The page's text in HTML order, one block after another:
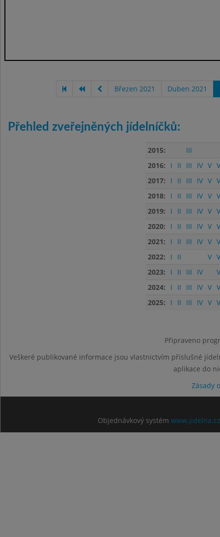
Březen 2021 Duben 2021
Přehled zveřejněných jídelníčků:
2015:
III
2016:
I II III IV V
2017:
I II III IV V
2018:
I II III IV V
2019:
I II III IV V
2020:
I II III IV V
2021:
I II III IV V
2022:
I II V
2023:
I II III IV
2024:
I II III IV V
2025:
I II III IV V
Připraveno
Veškeré publikované informace jsou vlastnictvím příslušné
aplikace do
Zásady
Objednávkový systém www.jidelna.cz